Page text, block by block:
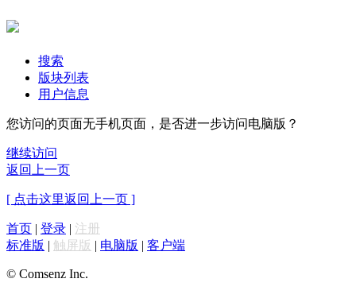
搜索
版块列表
用户信息
您访问的页面无手机页面，是否进一步访问电脑版？
继续访问
返回上一页
[ 点击这里返回上一页 ]
首页 | 登录 | 注册
标准版 | 触屏版 | 电脑版 | 客户端
© Comsenz Inc.